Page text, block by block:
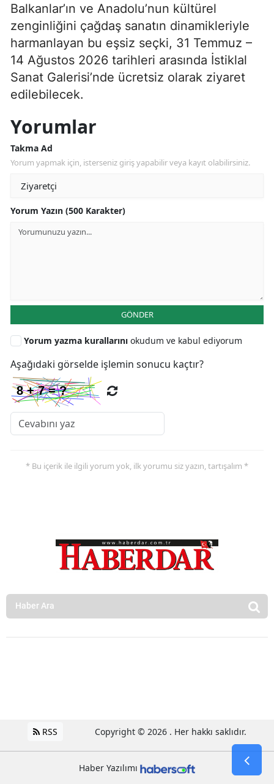
Balkanlar’ın ve Anadolu’nun kültürel
zenginliğini çağdaş sanatın dinamikleriyle
harmanlayan bu eşsiz seçki, 31 Temmuz –
14 Ağustos 2026 tarihleri arasında İstiklal
Sanat Galerisi’nde ücretsiz olarak ziyaret
edilebilecek.
Yorumlar
Takma Ad
Yorum yapmak için, isterseniz giriş yapabilir veya kayıt olabilirsiniz.
Yorum Yazın (500 Karakter)
GÖNDER
Yorum yazma kurallarını okudum ve kabul ediyorum
Aşağıdaki görselde işlemin sonucu kaçtır?
* Bu içerik ile ilgili yorum yok, ilk yorumu siz yazın, tartışalım *
RSS Copyright © 2026 . Her hakkı saklıdır.
Haber Yazılımı